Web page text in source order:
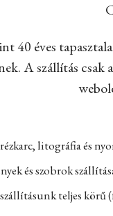
40 éves
A szállítás csak
litográfia és
és szobrok
teljes körű